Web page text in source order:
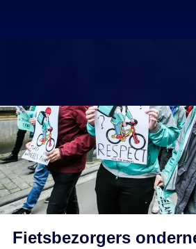
Fietsbezorgers